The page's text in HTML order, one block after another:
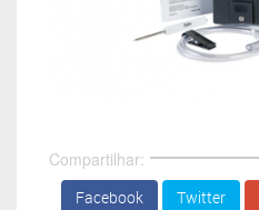
Compartilhar:
Facebook Twitter